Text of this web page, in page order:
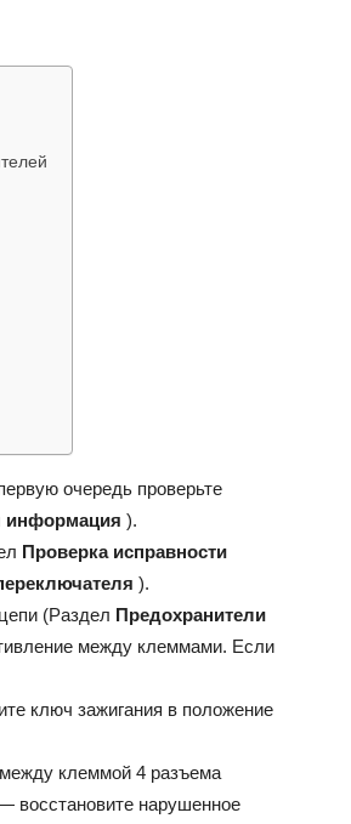
очередь проверьте
информация ).
Проверка исправности
).
(Раздел Предохранители
между клеммами. Если
ключ зажигания в положение
клеммой 4 разъема
восстановите нарушенное